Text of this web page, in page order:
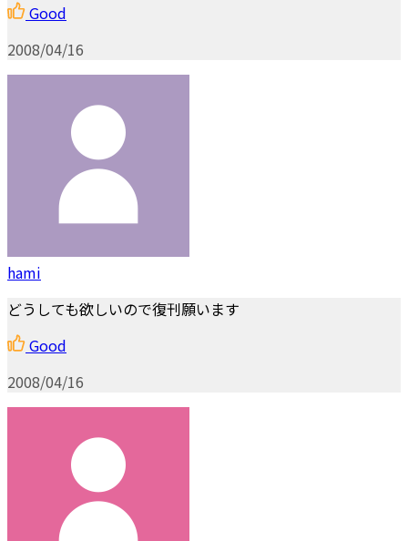
Good
2008/04/16
hami
どうしても欲しいので復刊願います
Good
2008/04/16